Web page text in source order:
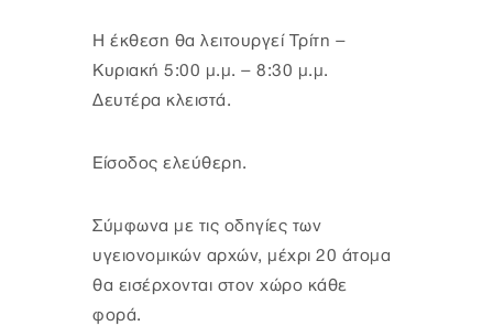
Η έκθεση θα λειτουργεί Τρίτη –
Κυριακή 5:00 μ.μ. – 8:30 μ.μ.
Δευτέρα κλειστά.
Είσοδος ελεύθερη.
Σύμφωνα με τις οδηγίες των
υγειονομικών αρχών, μέχρι 20 άτομα
θα εισέρχονται στον χώρο κάθε
φορά.